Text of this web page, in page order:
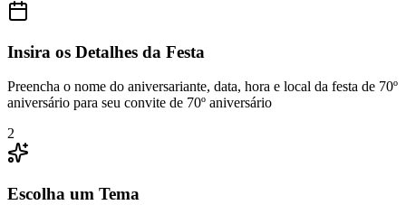
Insira os Detalhes da Festa
Preencha o nome do aniversariante, data, hora e local da festa de 70º
aniversário para seu convite de 70º aniversário
2
Escolha um Tema